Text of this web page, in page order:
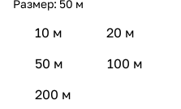
Размер: 50 м
10 м
20 м
50 м
100 м
200 м